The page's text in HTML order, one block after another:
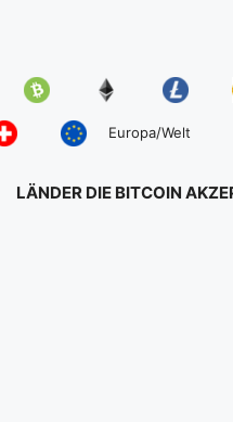
Europa/Welt
LÄNDER DIE BITCOIN